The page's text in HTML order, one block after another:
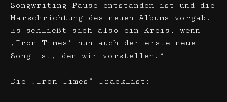
Songwriting-Pause entstanden ist und die
Marschrichtung des neuen Albums vorgab.
Es schließt sich also ein Kreis, wenn
‚Iron Times‘ nun auch der erste neue
Song ist, den wir vorstellen.“
Die „Iron Times“-Tracklist: